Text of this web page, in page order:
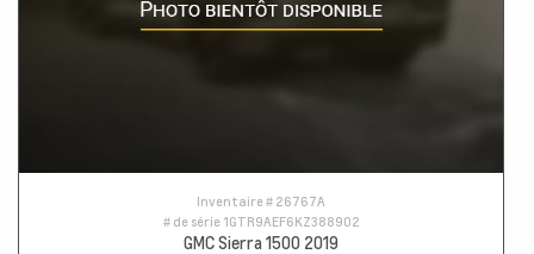
Inventaire # 26767A
# de série 1GTR9AEF6KZ388902
GMC Sierra 1500 2019